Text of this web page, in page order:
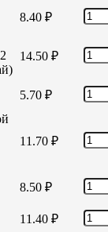
8.40 ₽
14.50 ₽
5.70 ₽
11.70 ₽
8.50 ₽
11.40 ₽